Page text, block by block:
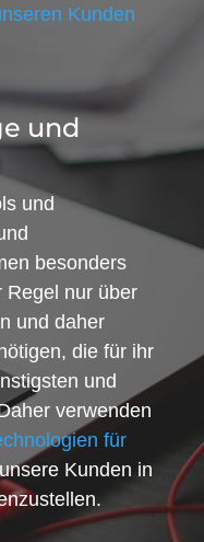
Kunden
und
und
besonders
Regel nur über
und daher
die für ihr
und
verwenden
für
Kunden in